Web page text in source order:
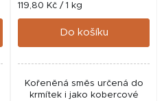
Měrná
cena:
119,80 Kč / 1 kg
Do košíku
Kořeněná směs určená do
krmítek i jako kobercové